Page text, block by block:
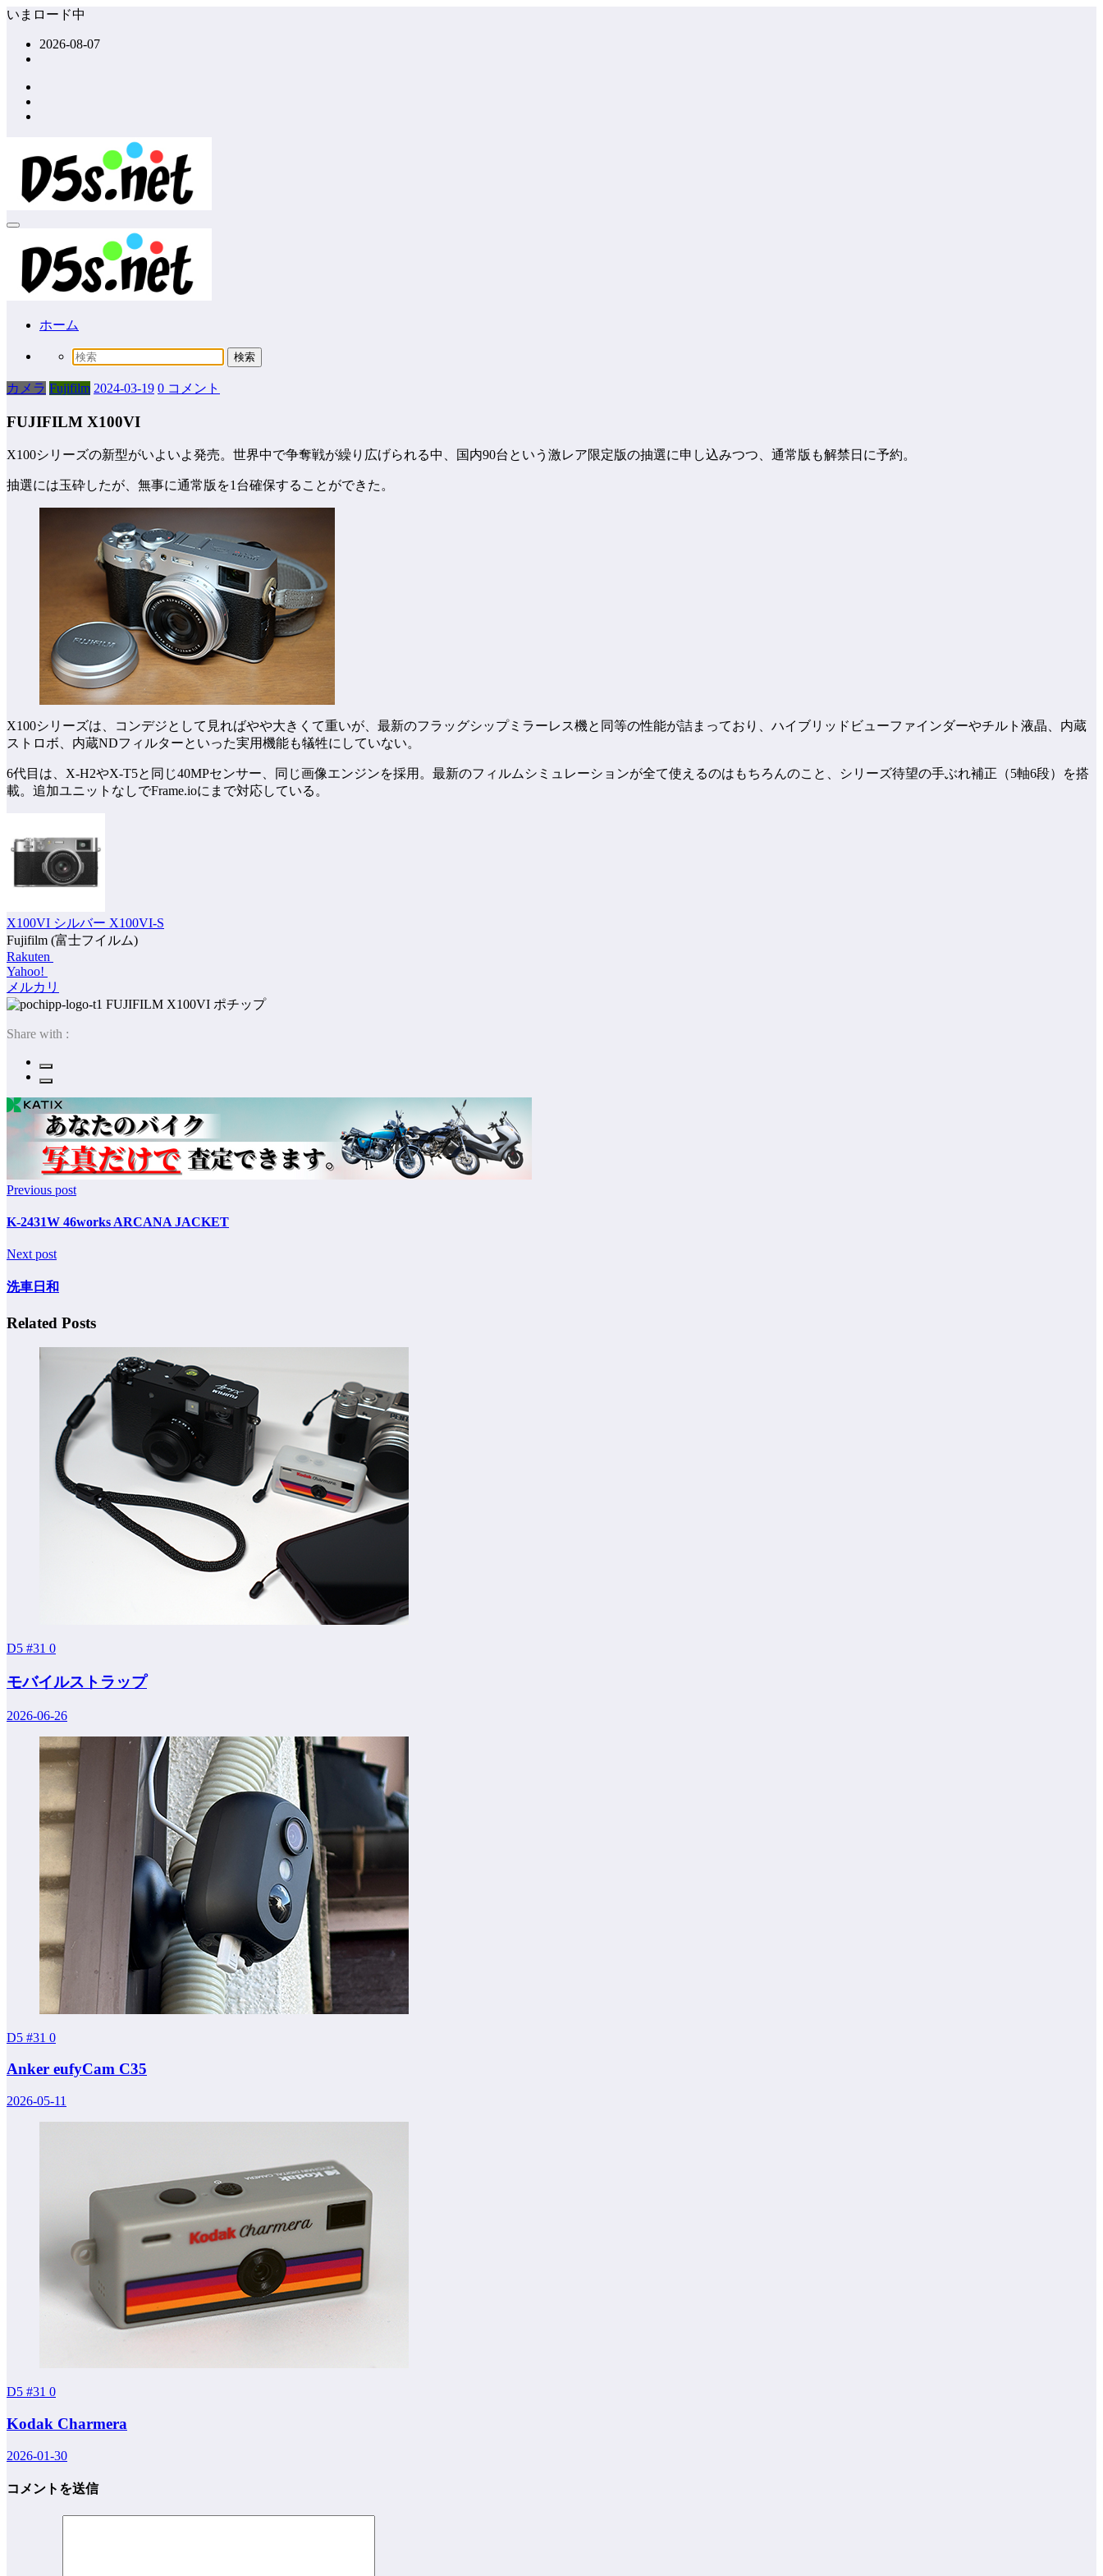
コ
いまロード中
2026-08-07
ホーム
カメラ Fujifilm 2024-03-19 0 コメント
FUJIFILM X100VI
X100シリーズの新型がいよいよ発売。世界中で争奪戦が繰り広げられる中、国内90台という激レア限定版の抽選に申し込みつつ、通常版も解禁日に予約。
抽選には玉砕したが、無事に通常版を1台確保することができた。
X100シリーズは、コンデジとして見ればやや大きくて重いが、最新のフラッグシップミラーレス機と同等の性能が詰まっており、ハイブリッドビューファインダーやチルト液晶、内蔵
ストロボ、内蔵NDフィルターといった実用機能も犠牲にしていない。
6代目は、X-H2やX-T5と同じ40MPセンサー、同じ画像エンジンを採用。最新のフィルムシミュレーションが全て使えるのはもちろんのこと、シリーズ待望の手ぶれ補正（5軸6段）を搭
載。追加ユニットなしでFrame.ioにまで対応している。
X100VI シルバー X100VI-S
Fujifilm (富士フイルム)
Rakuten
Yahoo!
メルカリ
ポチップ
Share with :
Previous post
K-2431W 46works ARCANA JACKET
Next post
洗車日和
Related Posts
D5 #31 0
モバイルストラップ
2026-06-26
D5 #31 0
Anker eufyCam C35
2026-05-11
D5 #31 0
Kodak Charmera
2026-01-30
コメントを送信